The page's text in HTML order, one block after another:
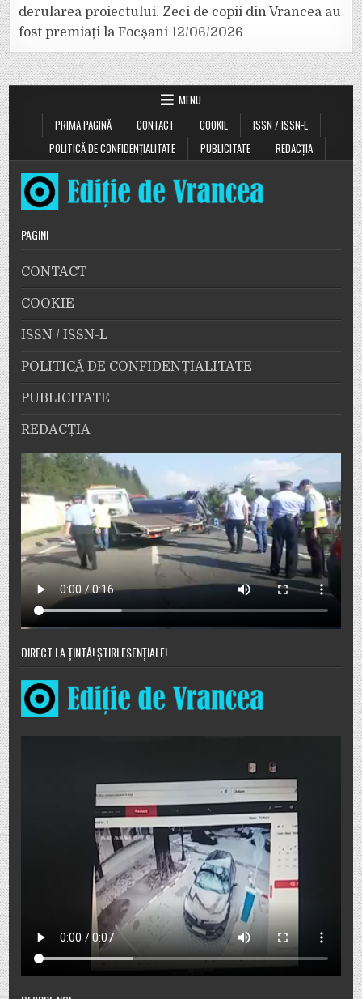
derularea proiectului. Zeci de copii din Vrancea au
fost premiați la Focșani 12/06/2026
MENU
PRIMA PAGINĂ
CONTACT COOKIE
ISSN / ISSN-L
POLITICĂ DE CONFIDENȚIALITATE
PUBLICITATE REDACȚIA
PAGINI
CONTACT
COOKIE
ISSN / ISSN-L
POLITICĂ DE CONFIDENȚIALITATE
PUBLICITATE
REDACȚIA
DIRECT LA ȚINTĂ! ȘTIRI ESENȚIALE!